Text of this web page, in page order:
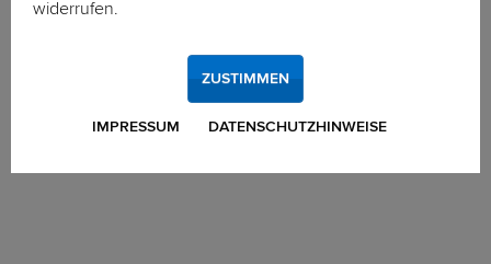
widerrufen.
IMPRESSUM DATENSCHUTZHINWEISE
ZUSTIMMEN